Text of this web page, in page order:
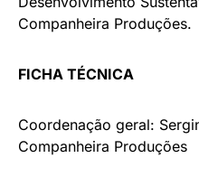
Companheira Produções.
FICHA TÉCNICA
Coordenação geral:
Companheira Produções